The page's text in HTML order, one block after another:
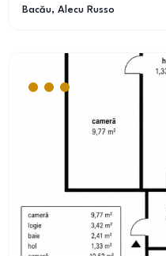
Bacău, Alecu Russo